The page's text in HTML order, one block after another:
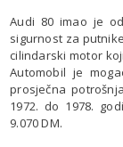
Audi 80 imao je
sigurnost za
cilindarski motor
Automobil je
prosječna
1972. do 1978.
9.070 DM.